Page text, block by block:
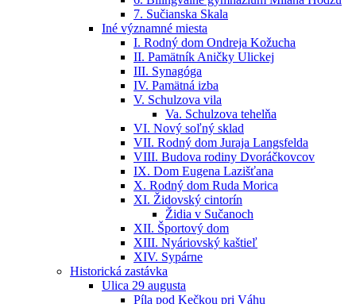
7. Sučianska Skala
Iné významné miesta
I. Rodný dom Ondreja Kožucha
II. Pamätník Aničky Ulickej
III. Synagóga
IV. Pamätná izba
V. Schulzova vila
Va. Schulzova tehelňa
VI. Nový soľný sklad
VII. Rodný dom Juraja Langsfelda
VIII. Budova rodiny Dvoráčkovcov
IX. Dom Eugena Lazišťana
X. Rodný dom Ruda Morica
XI. Židovský cintorín
Židia v Sučanoch
XII. Športový dom
XIII. Nyáriovský kaštieľ
XIV. Sypárne
Historická zastávka
Ulica 29 augusta
Píla pod Kečkou pri Váhu